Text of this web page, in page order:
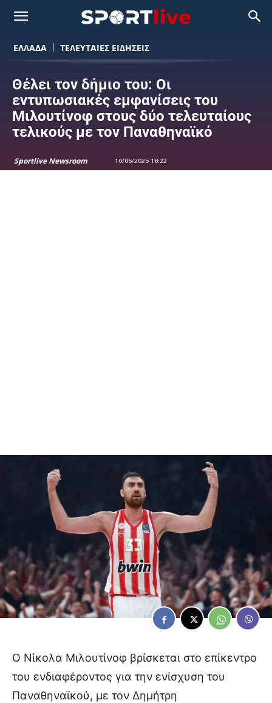
ΕΛΛΑΔΑ ΤΕΛΕΥΤΑΙΕΣ ΕΙΔΗΣΕΙΣ
Θέλει τον δήμιο του: Οι
εντυπωσιακές εμφανίσεις του
Μιλουτίνοφ στους δύο τελευταίους
τελικούς με τον Παναθηναϊκό
Sportlive Newsroom 10/06/2025 18:22
Ο Νίκολα Μιλουτίνοφ βρίσκεται στο επίκεντρο
του ενδιαφέροντος για την ενίσχυση του
Παναθηναϊκού, με τον Δημήτρη